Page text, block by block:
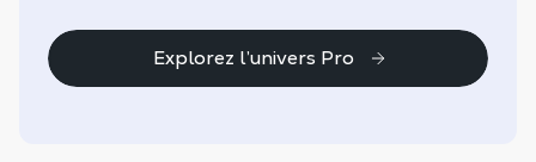
Explorez l’univers Pro